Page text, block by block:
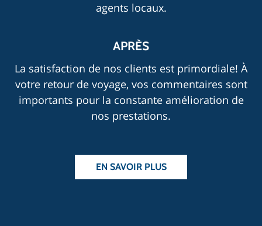
agents locaux.
APRÈS
La satisfaction de nos clients est primordiale! À
votre retour de voyage, vos commentaires sont
importants pour la constante amélioration de
nos prestations.
EN SAVOIR PLUS